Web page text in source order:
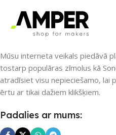
Mūsu interneta veikals piedāvā
tostarp populāras zīmolus kā
atradīsiet visu nepieciešamo, lai
ērtu ar tikai dažiem klikšķiem.
Padalies ar mums: